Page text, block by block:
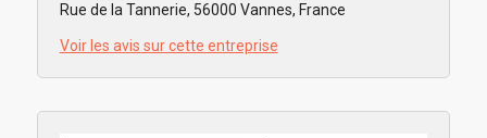
Rue de la Tannerie, 56000 Vannes, France
Voir les avis sur cette entreprise